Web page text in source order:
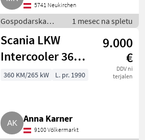
5741 Neukirchen
Gospodarska
vozila / Tovornjak
1 mesec na spletu
Scania LKW
Intercooler 360
PS
9.000
€
DDV ni
terjalen
360 KM/265 kW L. pr. 1990
Anna Karner
9100 Völkermarkt